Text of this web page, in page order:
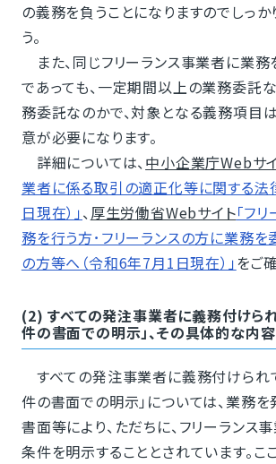
の義務を負うことになりますのでしっか
う。
また、同じフリーランス事業者に業
であっても、一定期間以上の業務委託
務委託なのかで、対象となる義務項目
意が必要になります。
詳細については、中小企業庁Webサ
業者に係る取引の適正化等に関する法
日現在）」、厚生労働省Webサイト「フ
務を行う方･フリーランスの方に業務を
の方等へ（令和6年7月1日現在）」をご
(2) すべての発注事業者に義務付けら
件の書面での明示」、その具体的な内容
すべての発注事業者に義務付けられ
件の書面での明示」については、業務を
書面等により、ただちに、フリーランス
条件を明示することとされています。こ